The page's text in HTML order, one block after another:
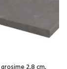
2,8 cm,